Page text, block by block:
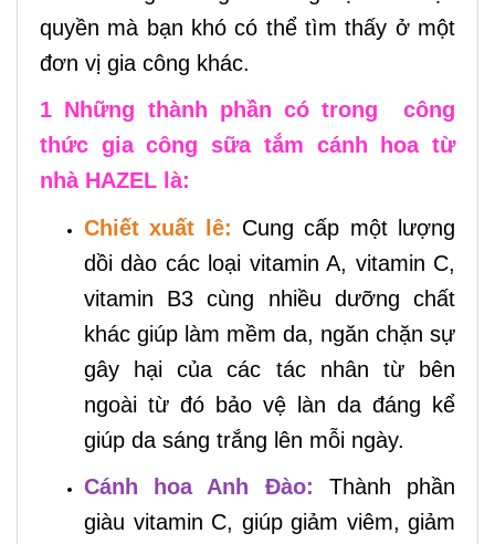
quyền mà bạn khó có thể tìm thấy ở một
đơn vị gia công khác.
1 Những thành phần có trong công
thức gia công sữa tắm cánh hoa từ
nhà HAZEL là:
Chiết xuất lê: Cung cấp một lượng
dồi dào các loại vitamin A, vitamin C,
vitamin B3 cùng nhiều dưỡng chất
khác giúp làm mềm da, ngăn chặn sự
gây hại của các tác nhân từ bên
ngoài từ đó bảo vệ làn da đáng kể
giúp da sáng trắng lên mỗi ngày.
Cánh hoa Anh Đào:
Thành phần
giàu vitamin C, giúp giảm viêm, giảm